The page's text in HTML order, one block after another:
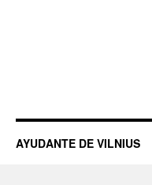
AYUDANTE DE VILNIUS